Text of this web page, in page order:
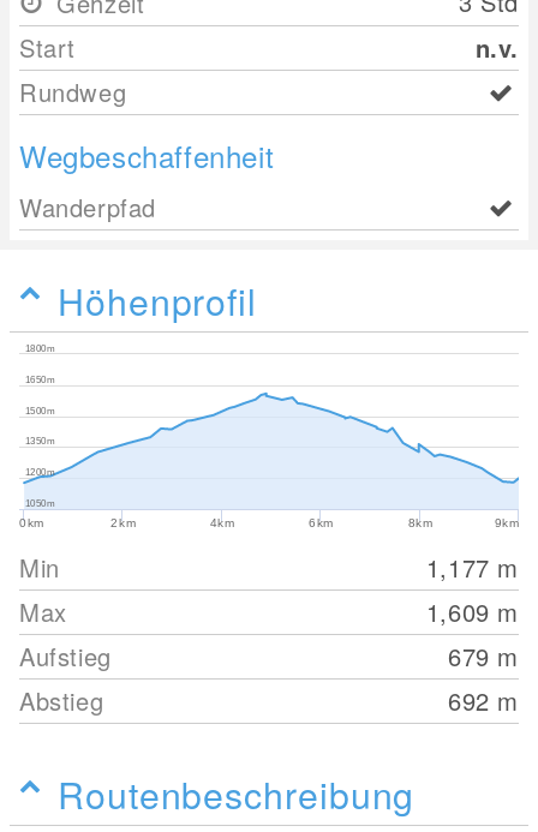
Start
n.v.
Rundweg
Wegbeschaffenheit
Wanderpfad
Höhenprofil
0km 2km 4km 6km 8km 9km
1050m
1200m
1350m
1500m
1650m
1800m
Min 1,177 m
Max
1,609 m
Aufstieg
679 m
Abstieg
692 m
Routenbeschreibung